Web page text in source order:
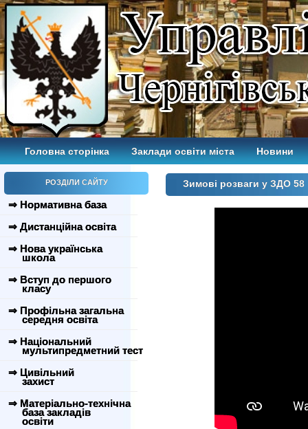
Головна сторінка Заклади освіти міста Новини
РОЗДІЛИ САЙТУ
⇒ Нормативна база
⇒ Дистанційна освіта
⇒ Нова українська
школа
⇒ Вступ до першого
класу
⇒ Профільна загальна
середня освіта
⇒ Національний
мультипредметний тест
⇒ Цивільний
захист
⇒ Матеріально-технічна
база закладів
освіти
Зимові розваги у ЗДО 58